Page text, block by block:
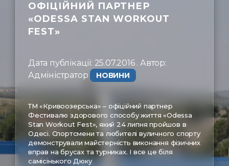
ОФІЦІЙНИЙ ПАРТНЕР
«ODESSA STAN WORKOUT
FEST»
Дата публікації: 25.07.2016 . Автор:
Адміністратор ㅤ
НОВИНИ
ТМ «Кривоозерська» – офіційний партнер
Фестивалю здорового способу життя «Odessa
Stan Workout Fest», який 24 липня пройшов в
Одесі. Спортсмени та любителі вуличного спорту
демонстрували майстерність виконання фізичних
вправ на брусах та турниках. І все це біля
самісінького Дюку